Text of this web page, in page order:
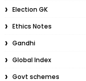
Election GK
Ethics Notes
Gandhi
Global Index
Govt schemes